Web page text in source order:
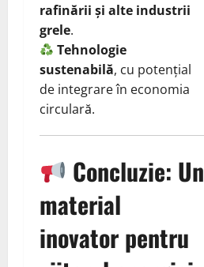
rafinării și alte industrii
grele.
Tehnologie
sustenabilă, cu potențial
de integrare în economia
circulară.
Concluzie: Un
material
inovator pentru